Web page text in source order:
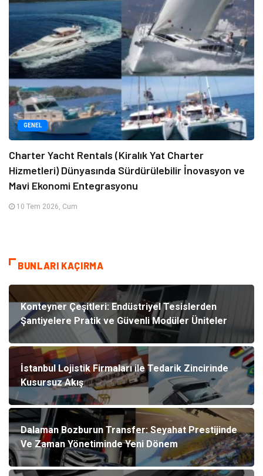
GENEL
Charter Yacht Rentals (Kiralık Yat Charter
Hizmetleri) Dünyasında Sürdürülebilir İnovasyon ve
Mavi Ekonomi Entegrasyonu
10 Tem 2026, Cum
BUNLARI KAÇIRMA
Konteyner Çeşitleri: Endüstriyel Tesislerden
Şantiyelere Pratik ve Güvenli Modüler Üniteler
İstanbul Lojistik Firmaları ile Tedarik Zincirinde
Kusursuz Akış
Dalaman Bozburun Transfer: Seyahat Prestijinde
Ve Zaman Yönetiminde Yeni Dönem